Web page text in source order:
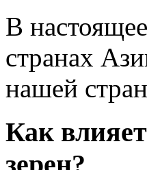
В
странах
нашей
Как